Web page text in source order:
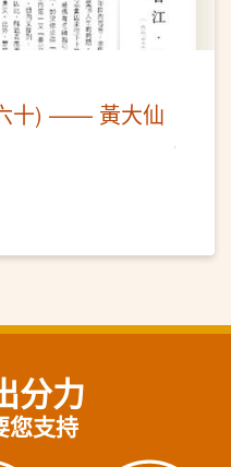
十) —— 黃大仙
分力
您支持